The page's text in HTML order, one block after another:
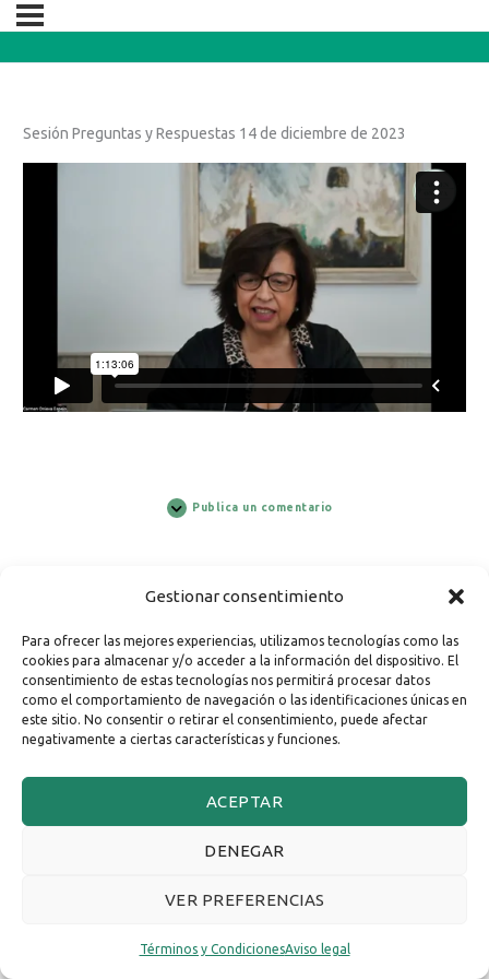
Gestionar consentimiento
Para ofrecer las mejores experiencias, utilizamos tecnologías como las
cookies para almacenar y/o acceder a la información del dispositivo. El
consentimiento de estas tecnologías nos permitirá procesar datos
como el comportamiento de navegación o las identificaciones únicas en
este sitio. No consentir o retirar el consentimiento, puede afectar
negativamente a ciertas características y funciones.
ACEPTAR
DENEGAR
VER PREFERENCIAS
Términos y CondicionesAviso legal
Sesión Preguntas y Respuestas 14 de diciembre de 2023
Publica un comentario